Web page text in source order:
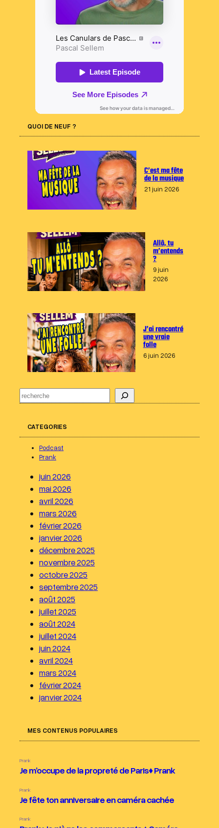
QUOI DE NEUF ?
C’est ma fête
de la musique
21 juin 2026
Allô, tu
m’entends
?
9 juin
2026
J’ai rencontré
une vraie
folle
6 juin 2026
R
e
CATEGORIES
Podcast
Prank
juin 2026
mai 2026
avril 2026
mars 2026
février 2026
janvier 2026
décembre 2025
novembre 2025
octobre 2025
septembre 2025
août 2025
juillet 2025
août 2024
juillet 2024
juin 2024
avril 2024
mars 2024
février 2024
janvier 2024
MES CONTENUS POPULAIRES